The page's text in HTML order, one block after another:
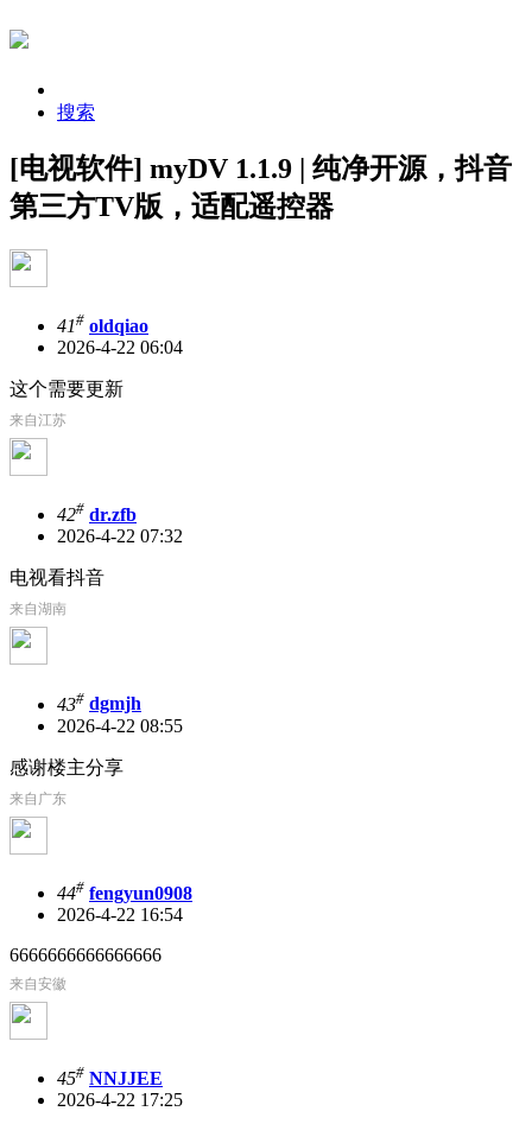
搜索
[电视软件] myDV 1.1.9 | 纯净开源，抖音
第三方TV版，适配遥控器
41# oldqiao
2026-4-22 06:04
这个需要更新
来自江苏
42# dr.zfb
2026-4-22 07:32
电视看抖音
来自湖南
43# dgmjh
2026-4-22 08:55
感谢楼主分享
来自广东
44# fengyun0908
2026-4-22 16:54
6666666666666666
来自安徽
45# NNJJEE
2026-4-22 17:25